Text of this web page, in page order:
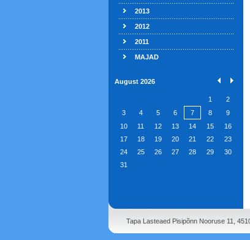
2013
2012
2011
MAJAD
August 2026
1
2
3
4 5 6 7 8
9
10
11 12 13 14 15
16
17
18 19 20 21 22
23
24
25 26 27 28 29
30
31
Tapa Lasteaed Pisipõnn Nooruse 11,